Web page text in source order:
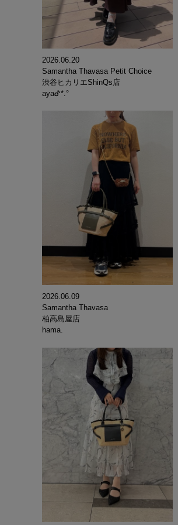
2026.06.20
Samantha Thavasa Petit Choice
渋谷ヒカリエShinQs店
ayaᕷ*.°
2026.06.09
Samantha Thavasa
柏高島屋店
hama.